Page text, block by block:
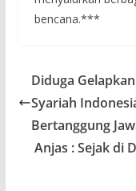
bencana.***
Diduga
Syariah
Bertanggung
Anjas : Sejak di